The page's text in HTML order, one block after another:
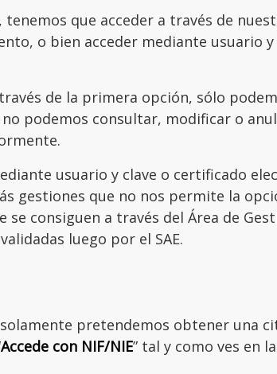
que acceder a través de
o bien acceder mediante usuario
de la primera opción, sólo
podemos consultar, modificar o
usuario y clave o certificado
gestiones que no nos permite la
se consiguen a través del Área de
luego por el SAE.
pretendemos obtener una
Accede con NIF/NIE” tal y como ves en